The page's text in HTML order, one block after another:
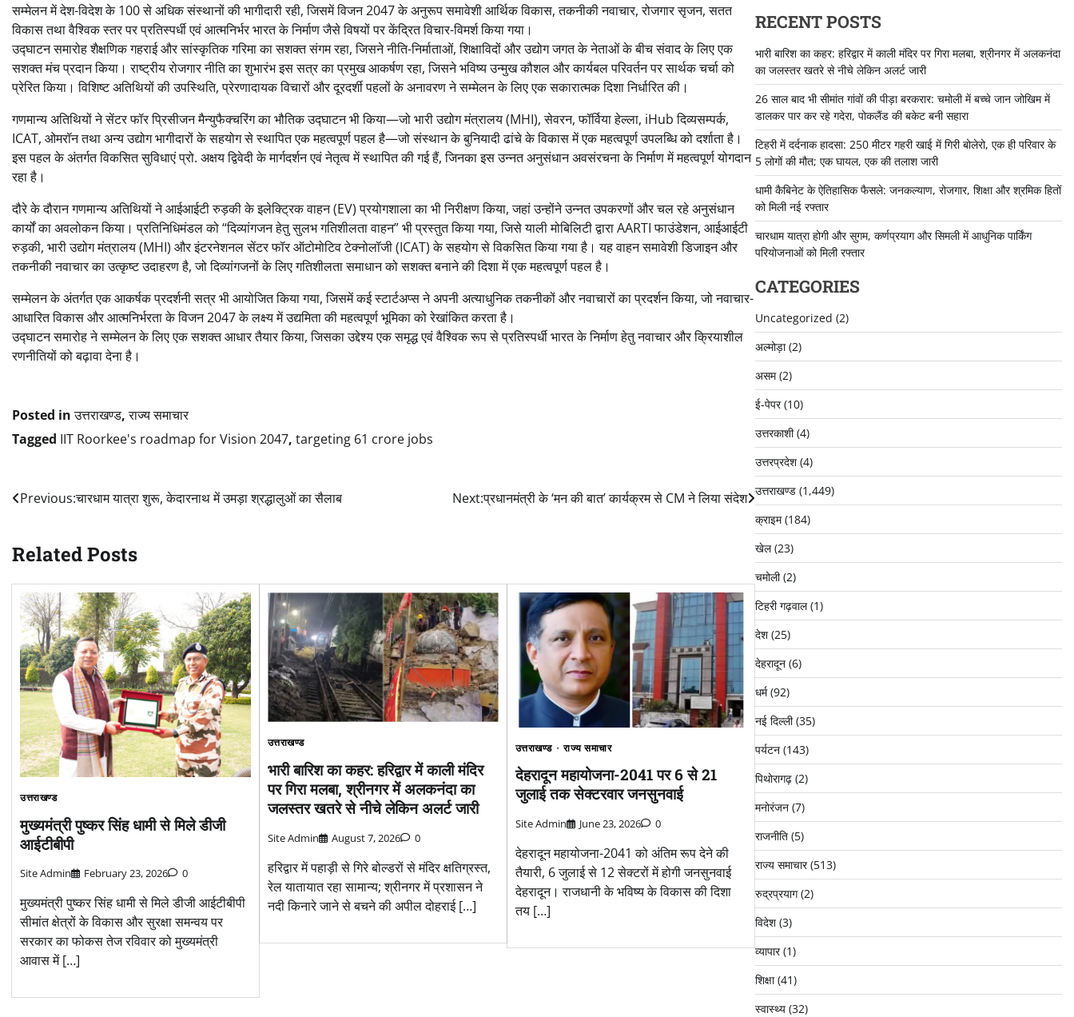
सम्मेलन में देश-विदेश के 100 से अधिक संस्थानों की भागीदारी रही, जिसमें विजन 2047 के अनुरूप समावेशी आर्थिक विकास, तकनीकी नवाचार, रोजगार सृजन, सतत
विकास तथा वैश्विक स्तर पर प्रतिस्पर्धी एवं आत्मनिर्भर भारत के निर्माण जैसे विषयों पर केंद्रित विचार-विमर्श किया गया।
उद्घाटन समारोह शैक्षणिक गहराई और सांस्कृतिक गरिमा का सशक्त संगम रहा, जिसने नीति-निर्माताओं, शिक्षाविदों और उद्योग जगत के नेताओं के बीच संवाद के लिए एक
सशक्त मंच प्रदान किया। राष्ट्रीय रोजगार नीति का शुभारंभ इस सत्र का प्रमुख आकर्षण रहा, जिसने भविष्य उन्मुख कौशल और कार्यबल परिवर्तन पर सार्थक चर्चा को
प्रेरित किया। विशिष्ट अतिथियों की उपस्थिति, प्रेरणादायक विचारों और दूरदर्शी पहलों के अनावरण ने सम्मेलन के लिए एक सकारात्मक दिशा निर्धारित की।
गणमान्य अतिथियों ने सेंटर फॉर प्रिसीजन मैन्युफैक्चरिंग का भौतिक उद्घाटन भी किया—जो भारी उद्योग मंत्रालय (MHI), सेवरन, फॉर्विया हेल्ला, iHub दिव्यसम्पर्क,
ICAT, ओमरॉन तथा अन्य उद्योग भागीदारों के सहयोग से स्थापित एक महत्वपूर्ण पहल है—जो संस्थान के बुनियादी ढांचे के विकास में एक महत्वपूर्ण उपलब्धि को दर्शाता है।
इस पहल के अंतर्गत विकसित सुविधाएं प्रो. अक्षय द्विवेदी के मार्गदर्शन एवं नेतृत्व में स्थापित की गई हैं, जिनका इस उन्नत अनुसंधान अवसंरचना के निर्माण में महत्वपूर्ण योगदान
रहा है।
दौरे के दौरान गणमान्य अतिथियों ने आईआईटी रुड़की के इलेक्ट्रिक वाहन (EV) प्रयोगशाला का भी निरीक्षण किया, जहां उन्होंने उन्नत उपकरणों और चल रहे अनुसंधान
कार्यों का अवलोकन किया। प्रतिनिधिमंडल को “दिव्यांगजन हेतु सुलभ गतिशीलता वाहन” भी प्रस्तुत किया गया, जिसे याली मोबिलिटी द्वारा AARTI फाउंडेशन, आईआईटी
रुड़की, भारी उद्योग मंत्रालय (MHI) और इंटरनेशनल सेंटर फॉर ऑटोमोटिव टेक्नोलॉजी (ICAT) के सहयोग से विकसित किया गया है। यह वाहन समावेशी डिजाइन और
तकनीकी नवाचार का उत्कृष्ट उदाहरण है, जो दिव्यांगजनों के लिए गतिशीलता समाधान को सशक्त बनाने की दिशा में एक महत्वपूर्ण पहल है।
सम्मेलन के अंतर्गत एक आकर्षक प्रदर्शनी सत्र भी आयोजित किया गया, जिसमें कई स्टार्टअप्स ने अपनी अत्याधुनिक तकनीकों और नवाचारों का प्रदर्शन किया, जो नवाचार-
आधारित विकास और आत्मनिर्भरता के विजन 2047 के लक्ष्य में उद्यमिता की महत्वपूर्ण भूमिका को रेखांकित करता है।
उद्घाटन समारोह ने सम्मेलन के लिए एक सशक्त आधार तैयार किया, जिसका उद्देश्य एक समृद्ध एवं वैश्विक रूप से प्रतिस्पर्धी भारत के निर्माण हेतु नवाचार और क्रियाशील
रणनीतियों को बढ़ावा देना है।
Posted inउत्तराखण्ड,राज्य समाचार
Tagged IIT Roorkee's roadmap for Vision 2047, targeting 61 crore jobs
Post
Previous:चारधाम यात्रा शुरू, केदारनाथ में उमड़ा श्रद्धालुओं का सैलाब Next:प्रधानमंत्री के ‘मन की बात’ कार्यक्रम से CM ने लिया संदेश
Related Posts
उत्तराखण्ड
मुख्यमंत्री पुष्कर सिंह धामी से मिले डीजी
आईटीबीपी
Site Admin February 23, 2026 0
मुख्यमंत्री पुष्कर सिंह धामी से मिले डीजी आईटीबीपी
सीमांत क्षेत्रों के विकास और सुरक्षा समन्वय पर
सरकार का फोकस तेज रविवार को मुख्यमंत्री
आवास में […]
उत्तराखण्ड
भारी बारिश का कहर: हरिद्वार में काली मंदिर
पर गिरा मलबा, श्रीनगर में अलकनंदा का
जलस्तर खतरे से नीचे लेकिन अलर्ट जारी
Site Admin August 7, 2026 0
हरिद्वार में पहाड़ी से गिरे बोल्डरों से मंदिर क्षतिग्रस्त,
रेल यातायात रहा सामान्य; श्रीनगर में प्रशासन ने
नदी किनारे जाने से बचने की अपील दोहराई […]
उत्तराखण्ड राज्य समाचार
देहरादून महायोजना-2041 पर 6 से 21
जुलाई तक सेक्टरवार जनसुनवाई
Site Admin June 23, 2026 0
देहरादून महायोजना-2041 को अंतिम रूप देने की
तैयारी, 6 जुलाई से 12 सेक्टरों में होगी जनसुनवाई
देहरादून। राजधानी के भविष्य के विकास की दिशा
तय […]
RECENT POSTS
भारी बारिश का कहर: हरिद्वार में काली मंदिर पर गिरा मलबा, श्रीनगर में अलकनंदा
का जलस्तर खतरे से नीचे लेकिन अलर्ट जारी
26 साल बाद भी सीमांत गांवों की पीड़ा बरकरार: चमोली में बच्चे जान जोखिम में
डालकर पार कर रहे गदेरा, पोकलैंड की बकेट बनी सहारा
टिहरी में दर्दनाक हादसा: 250 मीटर गहरी खाई में गिरी बोलेरो, एक ही परिवार के
5 लोगों की मौत; एक घायल, एक की तलाश जारी
धामी कैबिनेट के ऐतिहासिक फैसले: जनकल्याण, रोजगार, शिक्षा और श्रमिक हितों
को मिली नई रफ्तार
चारधाम यात्रा होगी और सुगम, कर्णप्रयाग और सिमली में आधुनिक पार्किंग
परियोजनाओं को मिली रफ्तार
CATEGORIES
Uncategorized (2)
अल्मोड़ा(2)
असम(2)
ई-पेपर(10)
उत्तरकाशी(4)
उत्तरप्रदेश(4)
उत्तराखण्ड(1,449)
क्राइम(184)
खेल(23)
चमोली(2)
टिहरी गढ़वाल(1)
देश(25)
देहरादून(6)
धर्म(92)
नई दिल्ली(35)
पर्यटन(143)
पिथोरागढ़(2)
मनोरंजन(7)
राजनीति(5)
राज्य समाचार(513)
रुद्रप्रयाग(2)
विदेश(3)
व्यापार(1)
शिक्षा(41)
स्वास्थ्य(32)